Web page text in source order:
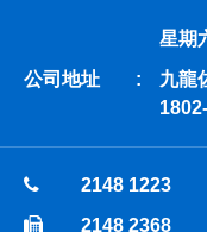
星期
公司地址
:
九龍
2148 1223
2148 2368